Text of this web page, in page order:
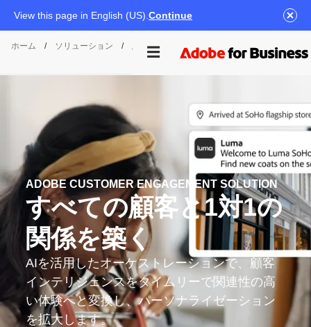
View this page in English (US). Continue
ホーム / ソリューション / 顧客エンゲージメント
ADOBE CUSTOMER ENGAGEMENT SOLUTION
すべての顧客と1対1の
関係を築く
AIを活用したオーケストレーションで、顧客
インテリジェンスをタイムリーで関連性の高
い体験へと変換し、パーソナライゼーション
を拡大します。